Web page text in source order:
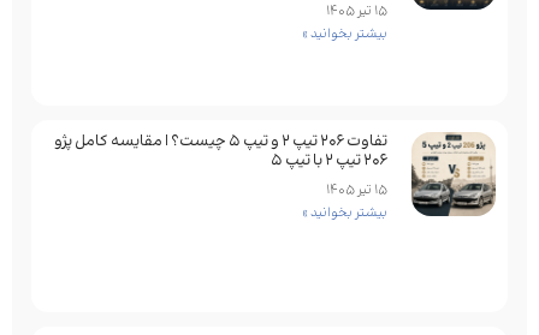
15 تیر 1405
بیشتر بخوانید »
تفاوت ۲۰۶ تیپ ۲ و تیپ ۵ چیست؟ | مقایسه کامل پژو
۲۰۶ تیپ ۲ با تیپ ۵
15 تیر 1405
بیشتر بخوانید »